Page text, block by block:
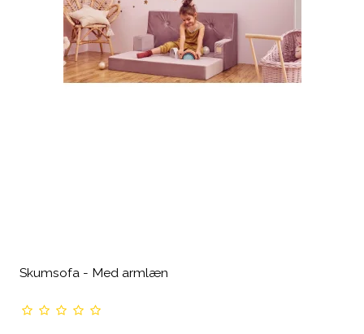
Skumsofa - Med armlæn